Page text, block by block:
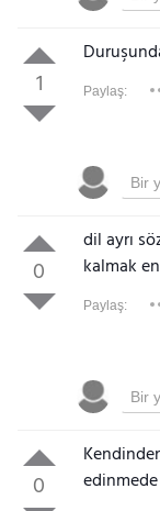
1 Paylaş:
0
dil ayrı
kalmak
Paylaş:
0